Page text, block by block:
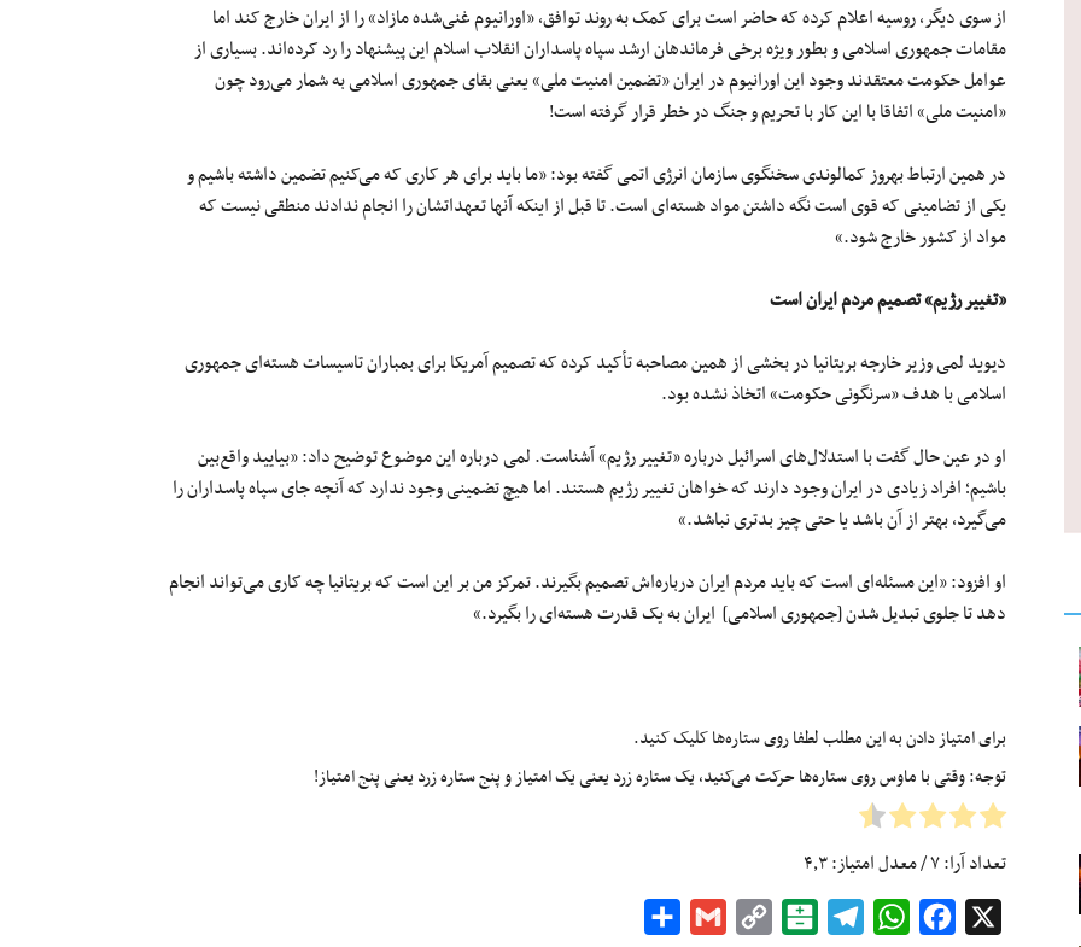
از سوی دیگر، روسیه اعلام کرده که حاضر است برای کمک به روند توافق، «اورانیوم‌ غنی‌شده مازاد» را از ایران خارج کند اما
مقامات جمهوری اسلامی و بطور ویژه برخی فرماندهان ارشد سپاه پاسداران انقلاب اسلام این پیشنهاد را رد کرده‌اند. بسیاری از
عوامل حکومت معتقدند وجود این اورانیوم در ایران «تضمین امنیت ملی» یعنی بقای جمهوری اسلامی به شمار می‌رود چون
«امنیت ملی» اتفاقا با این کار با تحریم و جنگ در خطر قرار گرفته است!
در همین ارتباط بهروز کمالوندی سخنگوی سازمان انرژی اتمی گفته بود: «ما باید برای هر کاری که می‌کنیم تضمین داشته باشیم و
یکی از تضامینی که قوی است نگه داشتن مواد هسته‌ای است. تا قبل از اینکه آنها تعهداتشان را انجام ندادند منطقی نیست که
مواد از کشور خارج شود.»
«تغییر رژیم» تصمیم مردم ایران است
دیوید لمی وزیر خارجه بریتانیا در بخشی از همین مصاحبه تأکید کرده که تصمیم آمریکا برای بمباران تاسیسات هسته‌ای جمهوری
اسلامی با هدف «سرنگونی حکومت» اتخاذ نشده بود.
او در عین حال گفت با استدلال‌های اسرائیل درباره «تغییر رژیم» آشناست. لمی درباره این موضوع توضیح داد: «بیایید واقع‌بین
باشیم؛ افراد زیادی در ایران وجود دارند که خواهان تغییر رژیم هستند. اما هیچ تضمینی وجود ندارد که آنچه جای سپاه پاسداران را
می‌گیرد، بهتر از آن باشد یا حتی چیز بدتری نباشد.»
او افزود: «این مسئله‌ای است که باید مردم ایران درباره‌اش تصمیم بگیرند. تمرکز من بر این است که بریتانیا چه کاری می‌تواند انجام
دهد تا جلوی تبدیل شدن [جمهوری اسلامی] ایران به یک قدرت هسته‌ای را بگیرد.»
برای امتیاز دادن به این مطلب لطفا روی ستاره‌ها کلیک کنید.
توجه: وقتی با ماوس روی ستاره‌ها حرکت می‌کنید، یک ستاره زرد یعنی یک امتیاز و پنج ستاره زرد یعنی پنج امتیاز!
تعداد آرا:۷/ معدل امتیاز:۴٫۳
Facebook
WhatsApp
Telegram
Balatarin
Copy
Gmail